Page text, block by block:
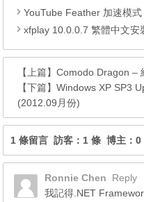
YouTube Feather 加速模
xfplay 10.0.0.7 繁體中文安裝及
【上篇】Comodo Dragon –
【下篇】Windows XP SP3
(2012.09月份)
1 條留言 訪客：1 條 博主：0
Ronnie Chen
Reply
我記得.NET